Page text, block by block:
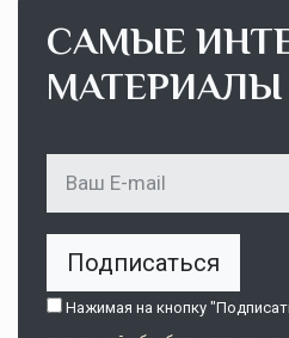
САМЫЕ
МАТЕРИАЛЫ
Подписаться
Нажимая на кнопку